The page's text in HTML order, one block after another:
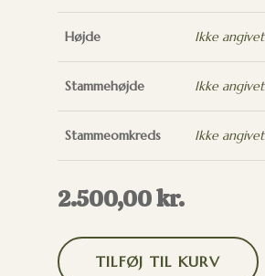
Højde Ikke angivet
Stammehøjde Ikke angivet
Stammeomkreds Ikke angivet
2.500,00kr.
TILFØJ TIL KURV